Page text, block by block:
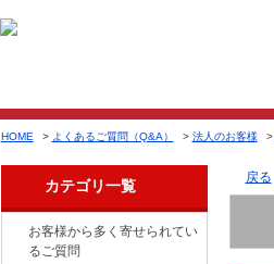
HOME > よくあるご質問（Q&A） > 法人のお客様 >
カテゴリ一覧
お客様から多く寄せられてい
るご質問
戻る